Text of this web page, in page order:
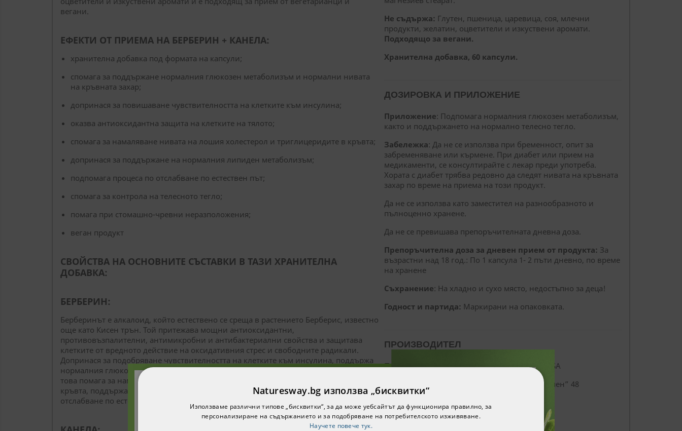
вегани.
ЕФЕКТИ ОТ ПРИЕМА НА БЕРБЕРИН + КАНЕЛА:
хранителна добавка под формата на капсули;
спомага за поддържане нормалния глюкозен метаболизъм и нормални нивата
на кръвната захар;
допринася за повишаване чувствителността на клетките към инсулина;
оказва антиоксидантна защита на клетките на тялото;
спомага за намаляване нивата на лошия холестерол и триглицеридите в кръвта;
допринася за поддържане на нормалния липиден метаболизъм;
подпомага процеса по отслабване по естествен път;
спомага за контрола на телесното тегло;
помага при стомашно-чревни неразположения;
веган продукт
СВОЙСТВА НА ОСНОВНИТЕ СЪСТАВКИ В ТАЗИ ХРАНИТЕЛНА
ДОБАВКА:
БЕРБЕРИН:
Берберинът е алкалоид, който естествено се среща в растението Берберис, известно
още като Кисен трън. Той притежава мощни антиоксидантни,
противовъзпалителни, антимикробни и антибактериални свойства и защитава
клетките от вредното действие на оксидативния стрес и свободните радикали.
Допринася за подобряване чувствителността на клетките към инсулина, поддържа
нормалния глюкозен метаболизъм и нормални нивата на кръвната захар. Освен
това помага за намаляване нивата на лошия холестерол и триглицеридите в
кръвта, поддържа нормалния липиден метаболизъм, подпомага процеса по
отслабване по естествен път и спомага за контрол на теглото.
Не съдържа: Глутен, пшеница, царевица, соя, млечни
продукти, желатин, оцветители и изкуствени аромати.
Подходящо за вегани.
Хранителна добавка, 60 капсули.
ДОЗИРОВКА И ПРИЛОЖЕНИЕ
Приложение: Подпомага нормалния глюкозен метаболизъм,
както и поддържането на нормално телесно тегло.
Забележка: Да не се използва при бременност, опит за
забременяване или кърмене. При диабет или прием на
медикаменти, се консултирайте с лекар преди употреба.
Хората с диабет трябва редовно да следят нивата на кръвната
захар по време на приема на този продукт.
Да не се използва като заместител на разнообразното и
пълноценно хранене.
Да не се превишава препоръчителната дневна доза.
Препоръчителна доза за дневен прием от продукта: За
възрастни над 18 год.: По 1 капсула 1- 2 пъти дневно, по време
на хранене
Съхранение: На хладно и сухо място, недостъпно за деца!
Годност и партида: Маркирани на опаковката.
ПРОИЗВОДИТЕЛ
Производител: Nature’s Way products, Inc, USA
: Ревита ООД, Пловдив, бул. „Източен” 48
www.naturesway.bg
Тел.:0700 12498
Абонирайте се за нашия бюлетин и ще
получите 10% намаление за вашата
Naturesway.bg използва „бисквитки“
Използваме различни типове „бисквитки“, за да може уебсайтът да функционира правилно, за
персонализиране на съдържанието и за подобряване на потребителското изживяване.
Научете повече тук.